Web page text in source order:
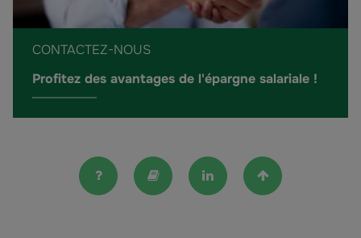
CONTACTEZ-NOUS
Profitez des avantages de l'épargne salariale !
FAQ Lexique Linkedin Haut de la